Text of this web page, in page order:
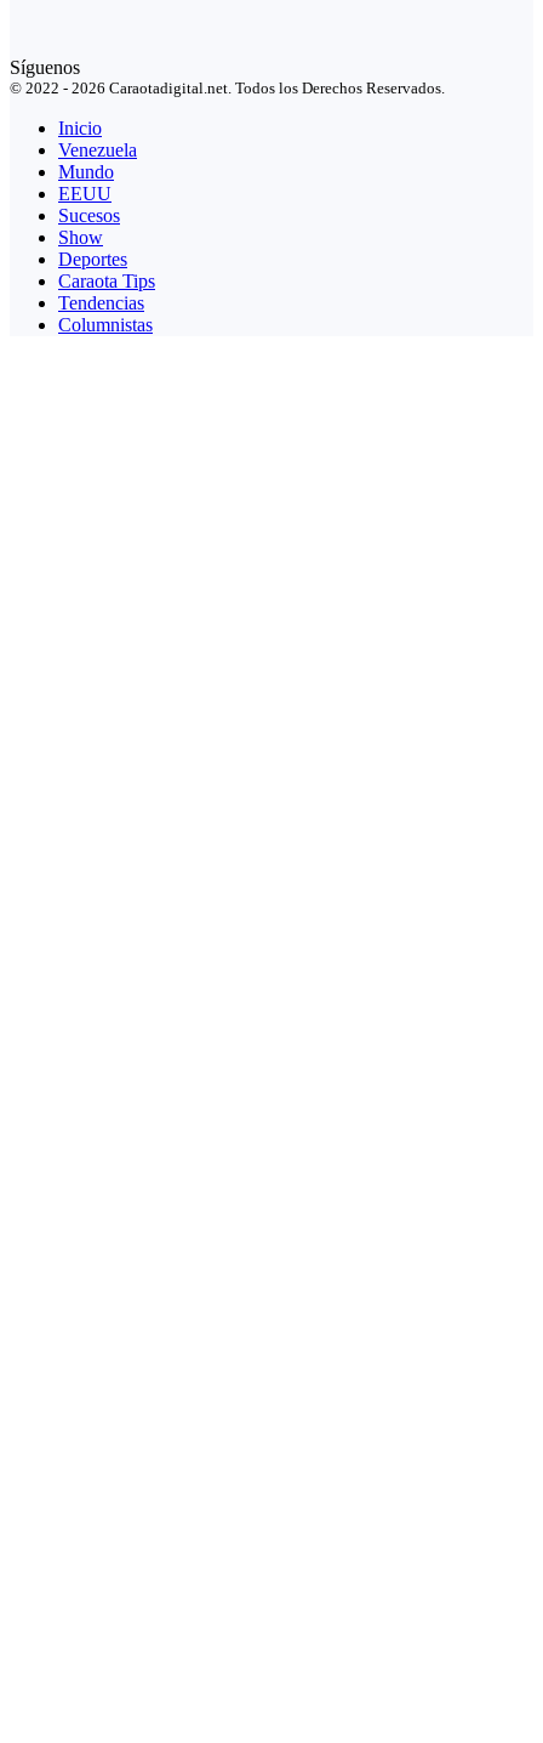
Síguenos
© 2022 - 2026 Caraotadigital.net. Todos los Derechos Reservados.
Inicio
Venezuela
Mundo
EEUU
Sucesos
Show
Deportes
Caraota Tips
Tendencias
Columnistas